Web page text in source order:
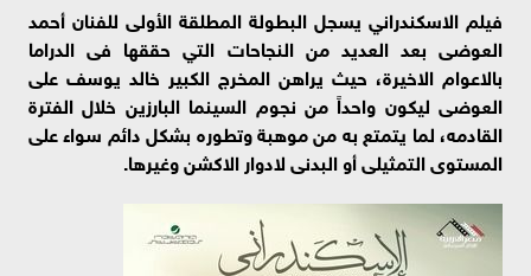
فيلم الاسكندراني يسجل البطولة المطلقة الأولى للفنان أحمد
العوضى بعد العديد من النجاحات التي حققها فى الدراما
بالاعوام الاخيرة، حيث يراهن المخرج الكبير خالد يوسف على
العوضى ليكون واحداً من نجوم السينما البارزين خلال الفترة
القادمه، لما يتمتع به من موهبة وتطوره بشكل دائم سواء على
المستوى التمثيلى أو البدنى لادوار الاكشن وغيرها.